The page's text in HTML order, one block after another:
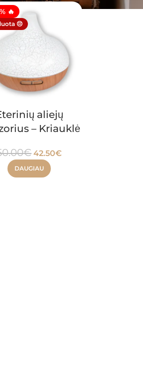
🔥
😔
aliejų
– Kriauklė
€ 42.50€
DAUGIAU